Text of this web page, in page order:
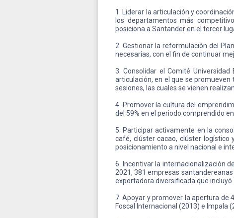
1. Liderar la articulación y
los departamentos más
posiciona a Santander en el tercer
2. Gestionar la reformulación del
necesarias, con el fin de continuar
3. Consolidar el Comité
articulación, en el que se
sesiones, las cuales se vienen
4. Promover la cultura del
del 59% en el periodo comprendido
5. Participar activamente en la
café, clúster cacao, clúster logístico
posicionamiento a nivel nacional e
6. Incentivar la internacionalización
2021, 381 empresas
exportadora diversificada que incluyó
7. Apoyar y promover la apertura de
Foscal Internacional (2013) e Impala